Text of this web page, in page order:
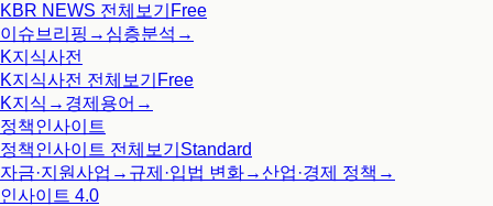
KBR NEWS 전체보기 Free
이슈브리핑 → 심층분석 →
K지식사전
K지식사전 전체보기 Free
K지식 → 경제용어 →
정책인사이트
정책인사이트 전체보기 Standard
자금·지원사업 → 규제·입법 변화→산업·경제 정책 →
인사이트 4.0